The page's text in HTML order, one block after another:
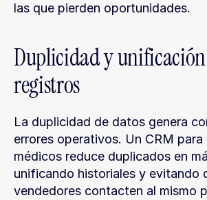
las que pierden oportunidades.
Duplicidad y
registros
La duplicidad de datos genera
errores operativos. Un CRM
médicos reduce duplicados en
unificando historiales y evitando
vendedores contacten al mismo